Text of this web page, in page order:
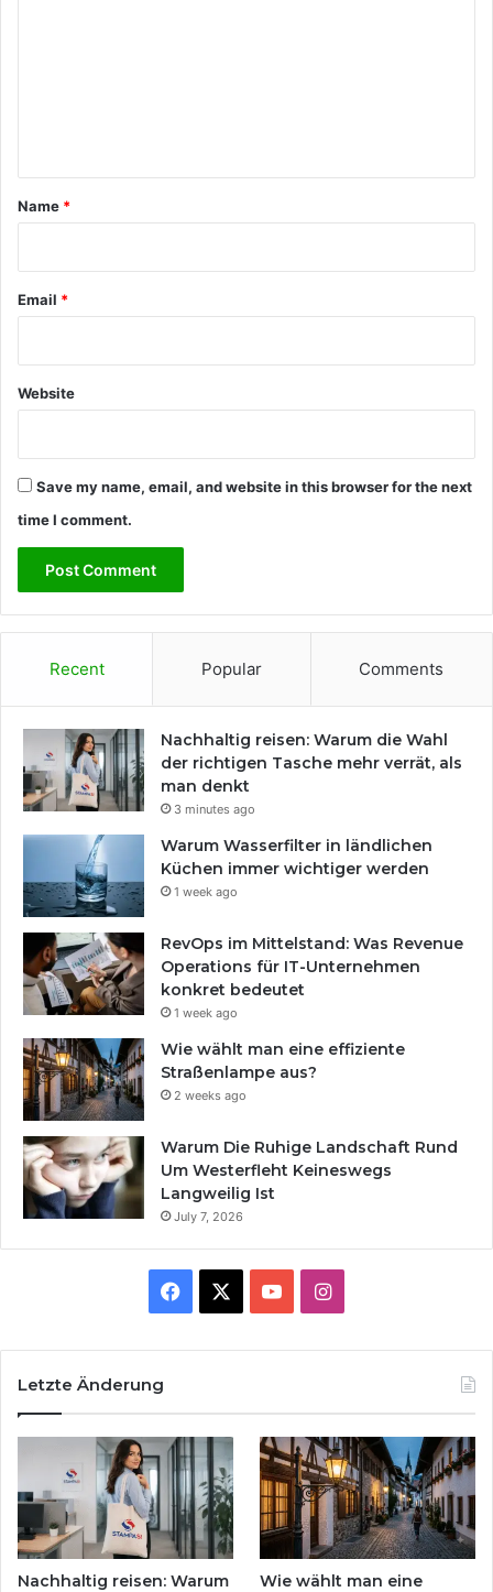
*
Name *
Email *
Website
Save my name, email, and website in this browser for the next
time I comment.
Recent Popular Comments
Nachhaltig reisen: Warum die Wahl
der richtigen Tasche mehr verrät, als
man denkt
3 minutes ago
Warum Wasserfilter in ländlichen
Küchen immer wichtiger werden
1 week ago
RevOps im Mittelstand: Was Revenue
Operations für IT-Unternehmen
konkret bedeutet
1 week ago
Wie wählt man eine effiziente
Straßenlampe aus?
2 weeks ago
Warum Die Ruhige Landschaft Rund
Um Westerfleht Keineswegs
Langweilig Ist
July 7, 2026
Facebook YouTubeInstagram
Letzte Änderung
Nachhaltig reisen: Warum
Wie wählt man eine